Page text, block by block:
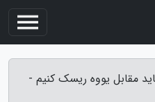
مقابل یووه ریسک کنیم -